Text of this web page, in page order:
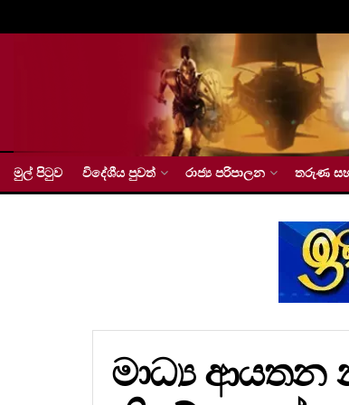
මුල් පිටුව විදේශීය පුවත් රාජ්‍ය පරිපාලන තරුණ සහ
මාධ්‍ය